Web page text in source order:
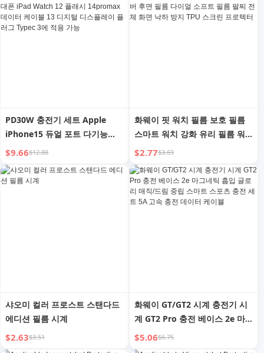
PD30W 충전기 세트 Apple
iPhone15 듀얼 포트 다기능
20W 고속 충전 USB 휴대폰
iPad Watch 12 플래시
14promax 데이터 케이블 13 디
$9.66$12.88
화웨이 핏 워치 필름 보호 필름
스마트 워치 강화 유리 필름 워
치핏 필름 보호 커버 후면 필름
다이얼 소프트 필름 팔찌 전체
화면 낙하 방지 TPU 스크린 프
로텍터
$2.77$3.69
샤오미 컬러 프로스트 스탠다드
에디션 필름 시계
$2.63$3.51
화웨이 GT/GT2 시계 충전기 시
계 GT2 Pro 충전 베이스 2e 마
그네틱 흡입 글로리 매직/드림
중립 스마트 스포츠 충전 세트
$5.06$6.75